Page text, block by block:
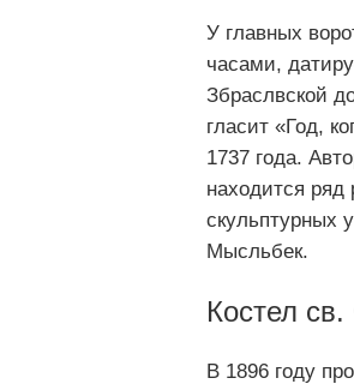
У главных
часами,
Збраслвской
гласит «Год,
1737 года.
находится ряд
скульптурных
Мысльбек.
Костел
В 1896 году